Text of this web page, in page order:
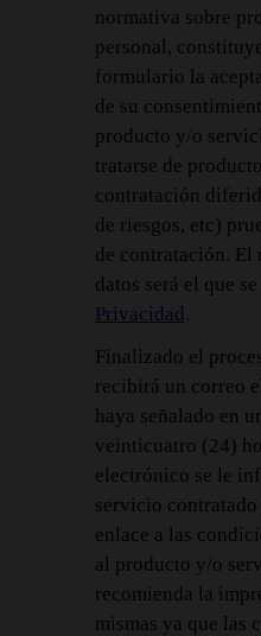
normativa sobre
personal,
formulario la
de su
producto y/o
tratarse de
contratación
de riesgos, etc)
de contratación. El
datos será el que
Privacidad .
Finalizado el
recibirá un correo
haya señalado en
veinticuatro (24)
electrónico se le
servicio
enlace a las
al producto y/o
recomienda la
mismas ya que las